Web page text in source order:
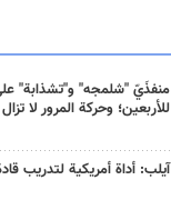
منفذَيّ "شلمجه" و"تشذابة"
للأربعين؛ وحركة المرور لا
آيلب: أداة أمريكية لتدريب